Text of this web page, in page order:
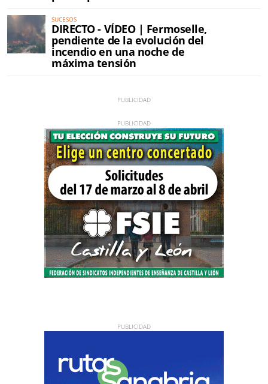
SUCESOS
DIRECTO - VÍDEO | Fermoselle,
pendiente de la evolución del
incendio en una noche de
máxima tensión